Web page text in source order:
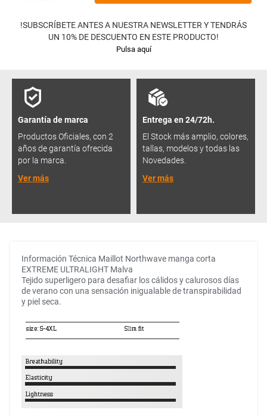
!SUBSCRÍBETE ANTES A NUESTRA NEWSLETTER Y TENDRÁS
UN 10% DE DESCUENTO EN ESTE PRODUCTO!
Pulsa aquí
Garantía de marca
Productos Oficiales, con 2
años de garantía ofrecida
por la marca.
Ver más
Entrega en 24/72h.
El Stock más amplio, colores,
tallas, modelos y todas las
Novedades.
Ver más
Información Técnica Maillot Northwave manga corta
EXTREME ULTRALIGHT Malva
Tejido superligero para desafiar los cálidos y calurosos días
de verano con una sensación inigualable de transpirabilidad
y piel seca.